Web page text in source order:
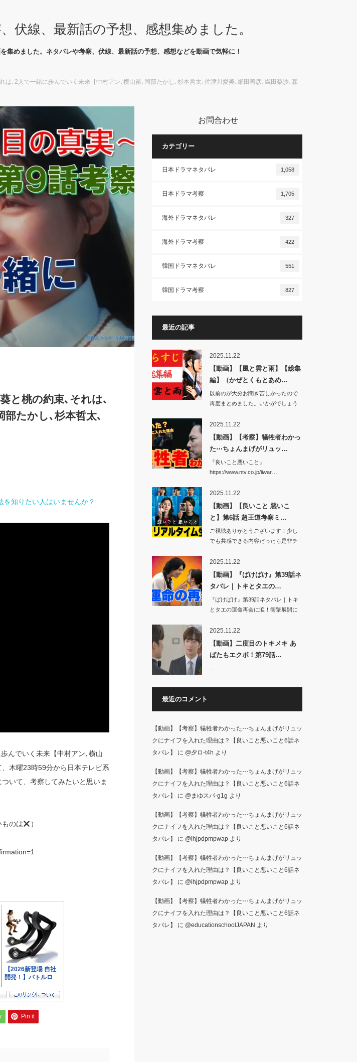
伏線、最新話の予想、感想集めました。
集めました。ネタバレや考察、伏線、最新話の予想、感想などを動画で気軽に！
は､2人で一緒に歩んでいく未来【中村アン､横山裕､岡部たかし､杉本哲太､佐津川愛美､細田善彦､織田梨沙､森
と桃の約束､それは､
たかし､杉本哲太､
知りたい人はいませんか？
んでいく未来【中村アン､横山
木曜23時59分から日本テレビ系
いて、考察してみたいと思いま
のは
）
Pin it
お問合わせ
カテゴリー
日本ドラマネタバレ 1,058
日本ドラマ考察 1,705
海外ドラマネタバレ 327
海外ドラマ考察 422
韓国ドラマネタバレ 551
韓国ドラマ考察 827
最近の記事
2025.11.22
【動画】【風と雲と雨】【総集
編】（かぜとくもとあめ…
以前のが大分お聞き苦しかったので
再度まとめました。いかがでしょう
2025.11.22
【動画】【考察】犠牲者わかっ
た⋯ちょんまげがリュッ…
『良いこと悪いこと』
https://www.ntv.co.jp/iiwar…
2025.11.22
【動画】【良いこと 悪いこ
と】第6話 超王道考察ミ…
ご視聴ありがとうございます！少し
でも共感できる内容だったら是非チ
2025.11.22
【動画】『ばけばけ』第39話ネ
タバレ｜トキとタエの…
『ばけばけ』第39話ネタバレ｜トキ
とタエの運命再会に涙！衝撃展開に
2025.11.22
【動画】二度目のトキメキ あ
ばたもエクボ！第79話…
最近のコメント
【動画】【考察】犠牲者わかった⋯ちょんまげがリュッ
クにナイフを入れた理由は？【良いこと悪いこと6話ネ
タバレ】
に @夕ロ-t4h より
【動画】【考察】犠牲者わかった⋯ちょんまげがリュッ
クにナイフを入れた理由は？【良いこと悪いこと6話ネ
タバレ】
に @まゆスパ-g1g より
【動画】【考察】犠牲者わかった⋯ちょんまげがリュッ
クにナイフを入れた理由は？【良いこと悪いこと6話ネ
タバレ】
に @ihjpdpmpwapより
【動画】【考察】犠牲者わかった⋯ちょんまげがリュッ
クにナイフを入れた理由は？【良いこと悪いこと6話ネ
タバレ】
に @ihjpdpmpwapより
【動画】【考察】犠牲者わかった⋯ちょんまげがリュッ
クにナイフを入れた理由は？【良いこと悪いこと6話ネ
タバレ】
に @educationschoolJAPAN より